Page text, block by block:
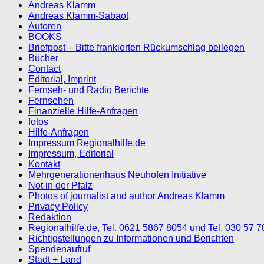
Andreas Klamm
Andreas Klamm-Sabaot
Autoren
BOOKS
Briefpost – Bitte frankierten Rückumschlag beilegen
Bücher
Contact
Editorial, Imprint
Fernseh- und Radio Berichte
Fernsehen
Finanzielle Hilfe-Anfragen
fotos
Hilfe-Anfragen
Impressum Regionalhilfe.de
Impressum, Editorial
Kontakt
Mehrgenerationenhaus Neuhofen Initiative
Not in der Pfalz
Photos of journalist and author Andreas Klamm
Privacy Policy
Redaktion
Regionalhilfe.de, Tel. 0621 5867 8054 und Tel. 030 57
Richtigstellungen zu Informationen und Berichten
Spendenaufruf
Stadt + Land